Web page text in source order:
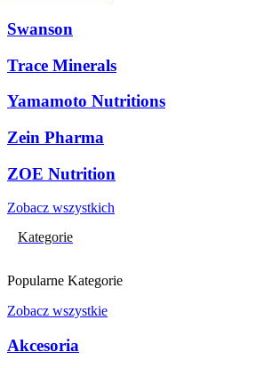
Swanson
Trace Minerals
Yamamoto Nutritions
Zein Pharma
ZOE Nutrition
Zobacz wszystkich
Kategorie
Popularne Kategorie
Zobacz wszystkie
Akcesoria